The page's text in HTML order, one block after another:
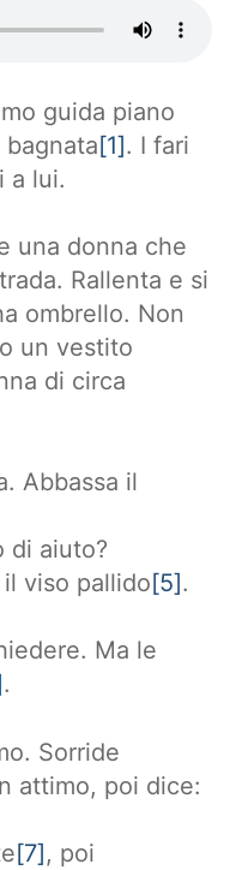
guida piano
[1]. I fari
a lui.
una donna che
Rallenta e si
ombrello. Non
un vestito
di circa
Abbassa il
di aiuto?
viso pallido [5].
Ma le
.
Sorride
attimo, poi dice:
[7], poi